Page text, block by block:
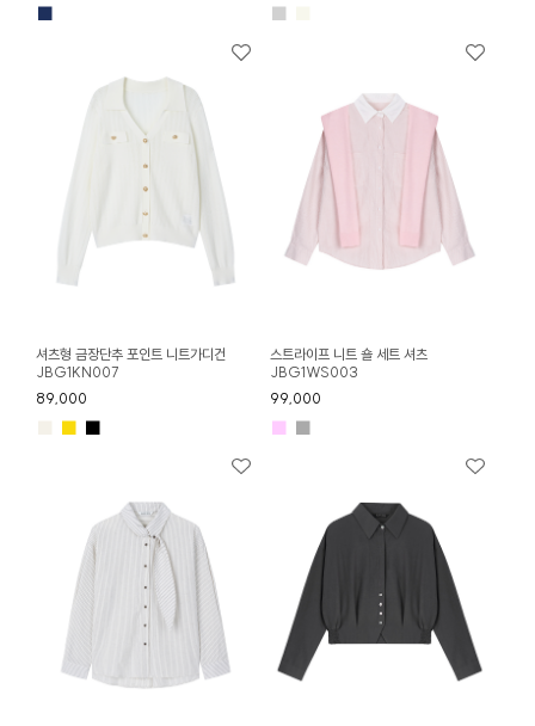
■ ■
셔츠형 금장단추 포인트 니트가디건
JBG1KN007
89,000
■ ■
스트라이프 니트 숄 세트 셔츠
JBG1WS003
99,000
■ ■